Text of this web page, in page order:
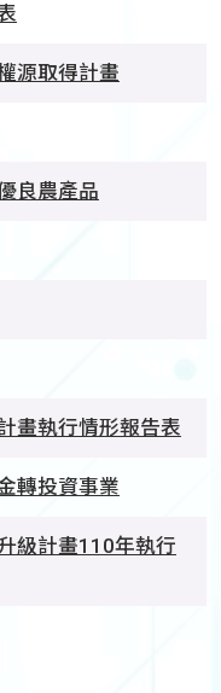
源取得計畫
良農產品
畫執行情形報告表
轉投資事業
級計畫110年執行